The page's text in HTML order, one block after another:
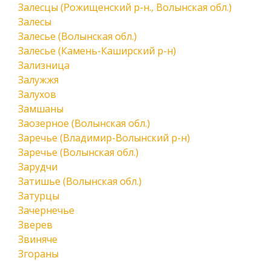
Залесцы (Рожищенский р-н., Волынская обл.)
Залесы
Залесье (Волынская обл.)
Залесье (Камень-Каширский р-н)
Зализница
Залужжя
Залухов
Замшаны
Заозерное (Волынская обл.)
Заречье (Владимир-Волынский р-н)
Заречье (Волынская обл.)
Зарудчи
Затишье (Волынская обл.)
Затурцы
Зачернечье
Зверев
Звиняче
Згораны